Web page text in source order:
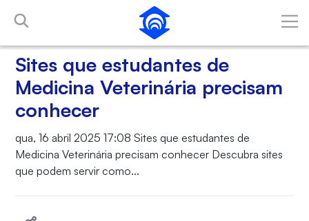
Pular para o Conteúdo principal
Sites que estudantes de
Medicina Veterinária precisam
conhecer
qua, 16 abril 2025 17:08 Sites que estudantes de
Medicina Veterinária precisam conhecer Descubra sites
que podem servir como...